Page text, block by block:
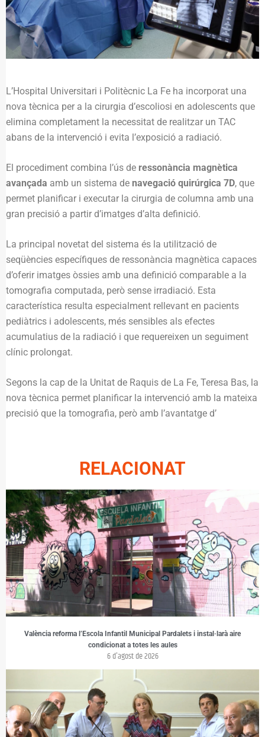
L’Hospital Universitari i Politècnic La Fe ha incorporat una
nova tècnica per a la cirurgia d’escoliosi en adolescents que
elimina completament la necessitat de realitzar un TAC
abans de la intervenció i evita l’exposició a radiació.
El procediment combina l’ús de ressonància magnètica
avançada amb un sistema de navegació quirúrgica 7D, que
permet planificar i executar la cirurgia de columna amb una
gran precisió a partir d’imatges d’alta definició.
La principal novetat del sistema és la utilització de
seqüències específiques de ressonància magnètica capaces
d’oferir imatges òssies amb una definició comparable a la
tomografia computada, però sense irradiació. Esta
característica resulta especialment rellevant en pacients
pediàtrics i adolescents, més sensibles als efectes
acumulatius de la radiació i que requereixen un seguiment
clínic prolongat.
Segons la cap de la Unitat de Raquis de La Fe, Teresa Bas, la
nova tècnica permet planificar la intervenció amb la mateixa
precisió que la tomografia, però amb l’avantatge d’
RELACIONAT
València reforma l’Escola Infantil Municipal Pardalets i instal·larà aire
condicionat a totes les aules
6 d'agost de 2026